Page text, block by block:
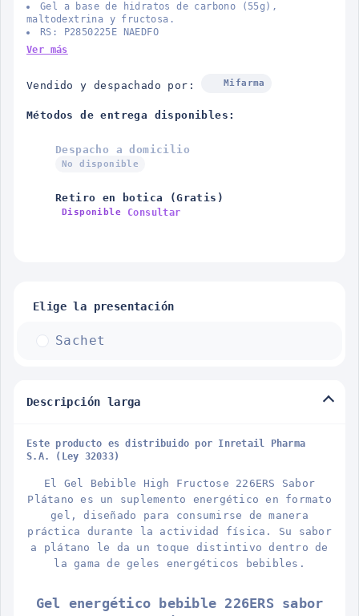
Gel a base de hidratos de carbono (55g),
maltodextrina y fructosa.
RS: P2850225E NAEDFO
Ver más
Vendido y despachado por: Mifarma
Métodos de entrega disponibles:
Despacho a domicilio
No disponible
Retiro en botica (Gratis)
Disponible Consultar
Elige la presentación
Sachet
Descripción larga
Este producto es distribuido por Inretail Pharma
S.A. (Ley 32033)
El Gel Bebible High Fructose 226ERS Sabor
Plátano es un suplemento energético en formato
gel, diseñado para consumirse de manera
práctica durante la actividad física. Su sabor
a plátano le da un toque distintivo dentro de
la gama de geles energéticos bebibles.
Gel energético bebible 226ERS sabor